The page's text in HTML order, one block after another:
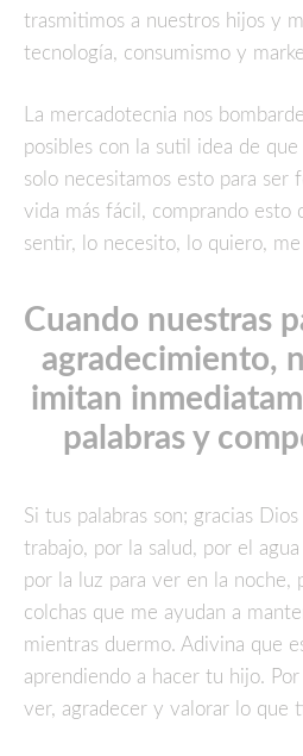
trasmitimos a nuestros hijos y
tecnología, consumismo y
La mercadotecnia nos
posibles con la sutil idea de
solo necesitamos esto para ser
vida más fácil, comprando esto
sentir, lo necesito, lo quiero,
Cuando nuestras
agradecimiento,
imitan
palabras y
Si tus palabras son; gracias
trabajo, por la salud, por el
por la luz para ver en la noche,
colchas que me ayudan a
mientras duermo. Adivina que
aprendiendo a hacer tu hijo.
ver, agradecer y valorar lo que